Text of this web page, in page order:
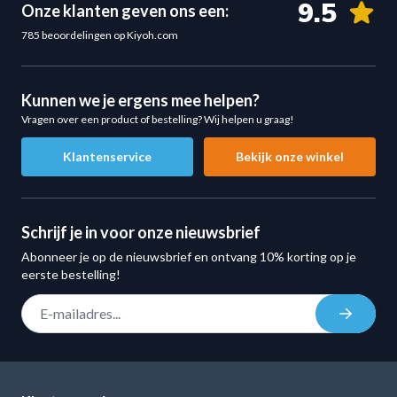
blokkades of onnatuurlijke bewegingen.
Lat pulldowns
Cable rows
Triceps oefeningen
Functionele krachttraining
Biomechanisch zandloperontwerp
De Spreader Bar beschikt over een slim ontworpen
zandloperstructuur
van de treklijn wordt geplaatst.
Voordelen van dit ontwerp:
Betere lichaamshouding tijdens oefeningen
Onze klanten geven ons een:
785 beoordelingen op Kiyoh.com
9.5
Kunnen we je ergens mee helpen?
Vragen over een product of bestelling? Wij helpen u graag!
Klantenservice Bekijk onze winkel
Schrijf je in voor onze nieuwsbrief
Abonneer je op de nieuwsbrief en ontvang 10% korting op je
eerste bestelling!